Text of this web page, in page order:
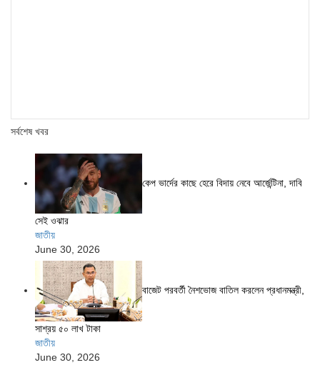
সর্বশেষ খবর
কেপ ভার্দের কাছে হেরে বিদায় নেবে আর্জেন্টিনা, দাবি
সেই ওঝার
জাতীয়
June 30, 2026
বাজেট পরবর্তী নৈশভোজ বাতিল করলেন প্রধানমন্ত্রী,
সাশ্রয় ৫০ লাখ টাকা
জাতীয়
June 30, 2026